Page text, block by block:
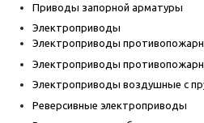
Приводы запорной арматуры
Электроприводы
Электроприводы
Электроприводы
Электроприводы воздушные с
Реверсивные электроприводы